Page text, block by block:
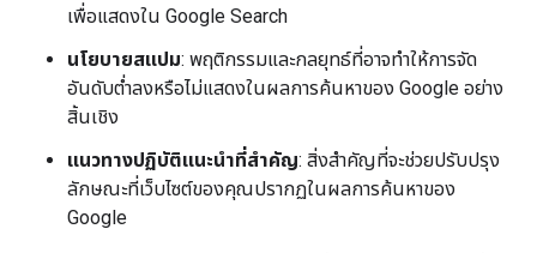
เพื่อแสดงใน Google Search
นโยบายสแปม: พฤติกรรมและกลยุทธ์ที่อาจทำให้การจัด
อันดับต่ำลงหรือไม่แสดงในผลการค้นหาของ Google อย่าง
สิ้นเชิง
แนวทางปฏิบัติแนะนำที่สำคัญ: สิ่งสำคัญที่จะช่วยปรับปรุง
ลักษณะที่เว็บไซต์ของคุณปรากฏในผลการค้นหาของ
Google